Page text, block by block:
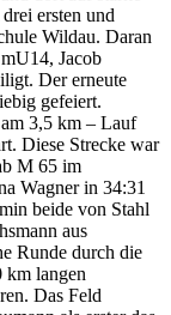
ersten und
Wildau. Daran
Jacob
Der erneute
gefeiert.
3,5 km – Lauf
Diese Strecke war
M 65 im
Wagner in 34:31
beide von Stahl
aus
Runde durch die
km langen
Das Feld